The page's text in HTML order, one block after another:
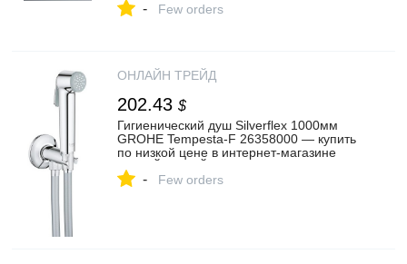
- Few orders
ОНЛАЙН ТРЕЙД
202.43 $
Гигиенический душ Silverflex 1000мм
GROHE Tempesta-F 26358000 — купить
по низкой цене в интернет-магазине
- Few orders